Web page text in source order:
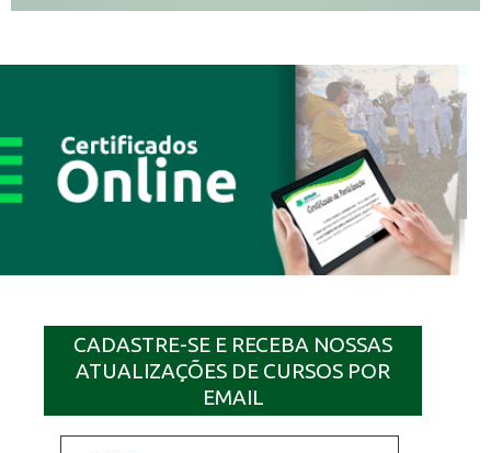
CADASTRE-SE E RECEBA NOSSAS
ATUALIZAÇÕES DE CURSOS POR
EMAIL